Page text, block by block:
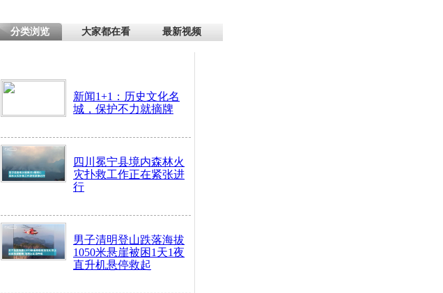
分类浏览 大家都在看 最新视频
新闻1+1：历史文化名
城，保护不力就摘牌
四川冕宁县境内森林火
灾扑救工作正在紧张进
行
男子清明登山跌落海拔
1050米悬崖被困1天1夜
直升机悬停救起